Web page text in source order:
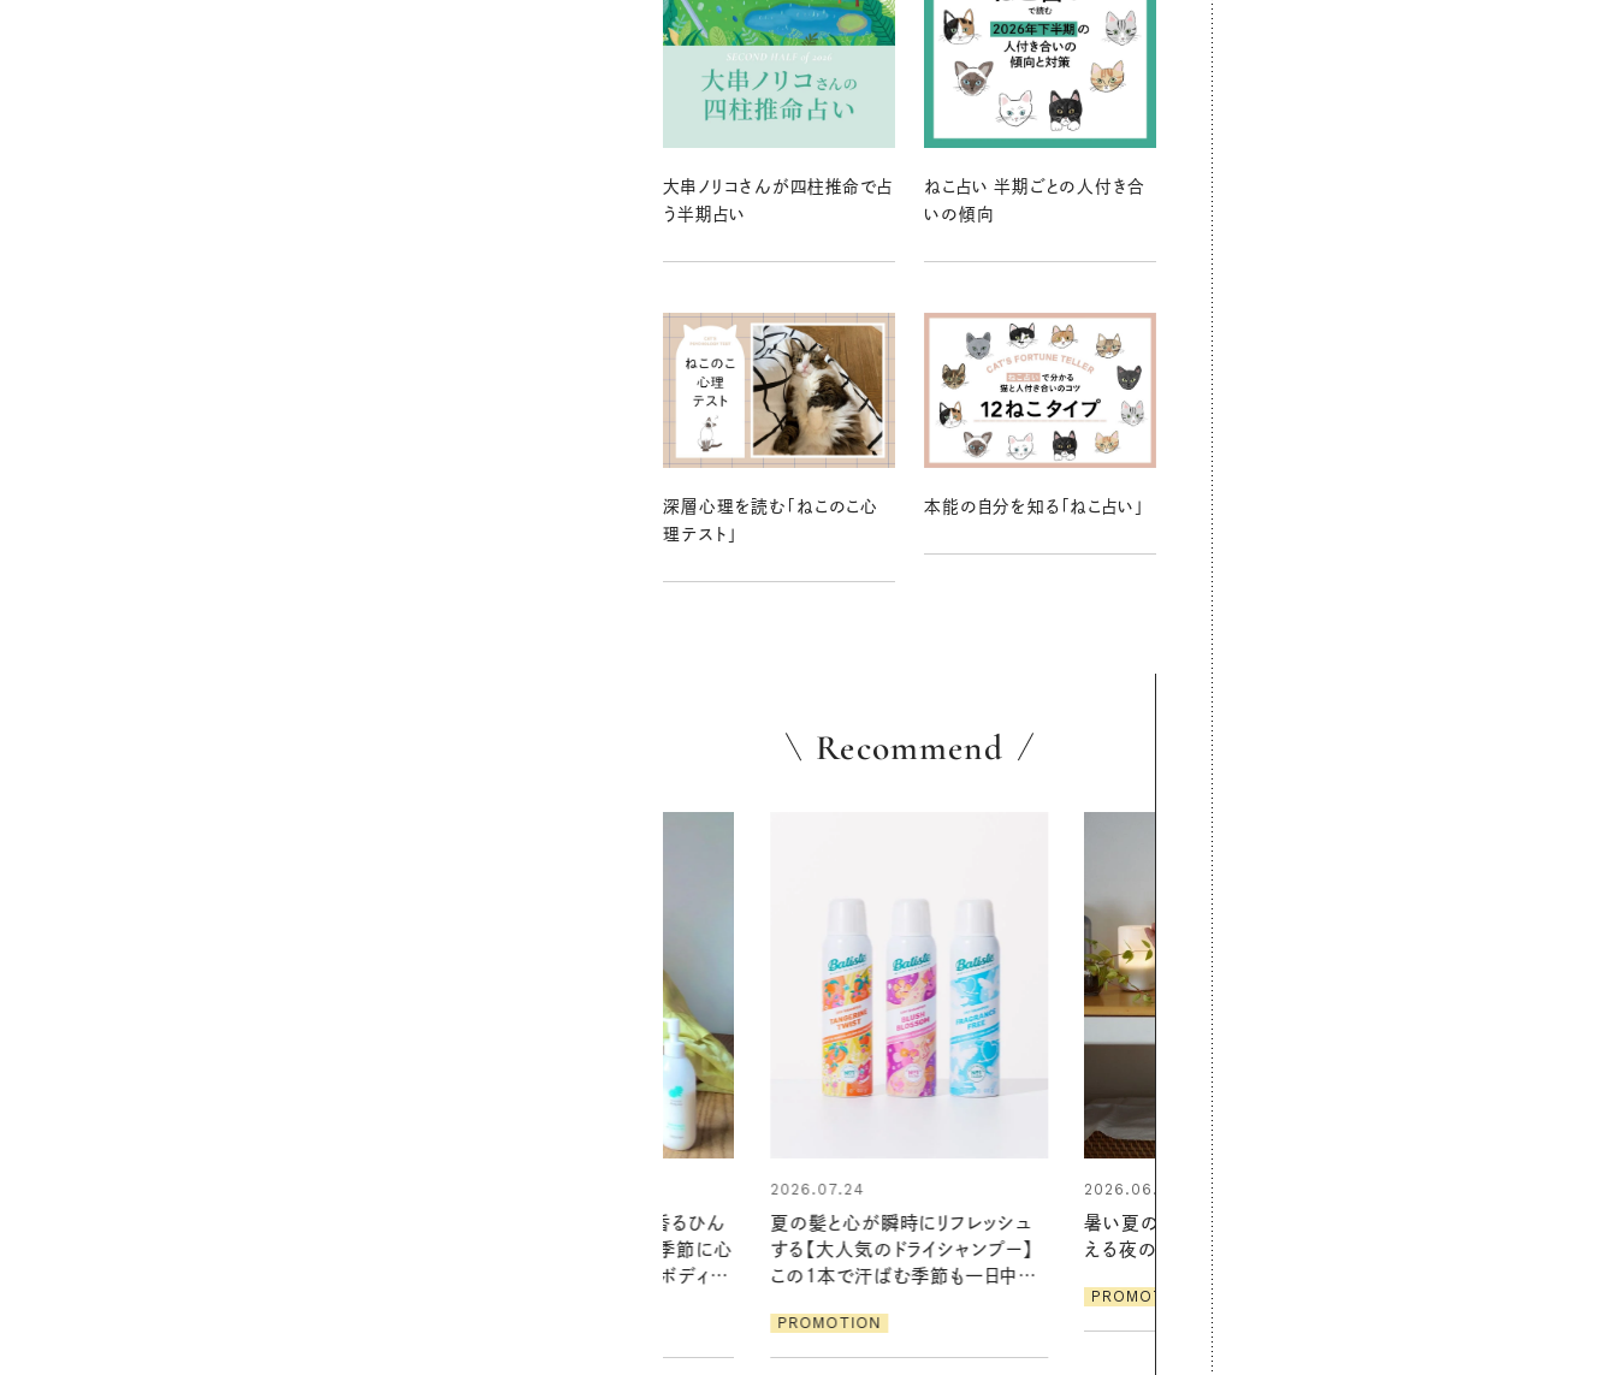
大串ノリコさんが四柱推命で占
う半期占い
ねこ占い 半期ごとの人付き合
いの傾向
深層心理を読む「ねこのこ心
理テスト」
本能の自分を知る「ねこ占い」
Recommend
夏の髪と心が瞬時にリフレッシュ
する【大人気のドライシャンプー】
この1本で汗ばむ季節も一日中心
2026.06.01
暑い夏のナイトルーティン。私を整
える夜の爽やかご褒美ケア
2026.06.01
お出かけ前のひと手間で変わる、
夏の一日。汗ばむ季節を「ごきげ
ん」に過ごす私の新習慣